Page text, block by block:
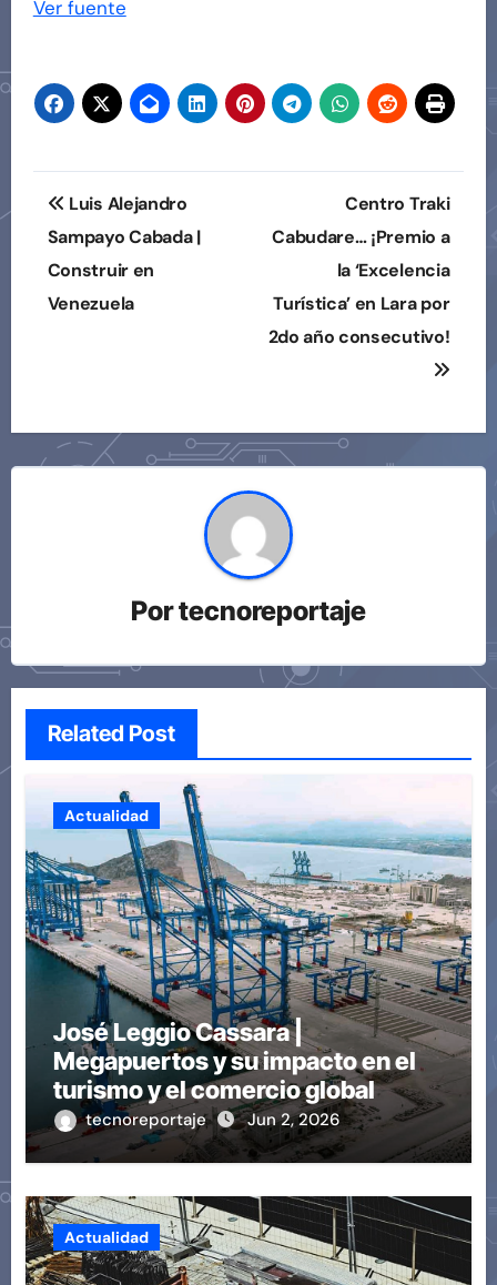
Ver fuente
Navegación
de
entradas
Luis Alejandro
Sampayo Cabada |
Construir en
Venezuela
Centro Traki
Cabudare… ¡Premio a
la ‘Excelencia
Turística’ en Lara por
2do año consecutivo!
Portecnoreportaje
Related Post
Actualidad
José Leggio Cassara |
Megapuertos y su impacto en el
turismo y el comercio global
tecnoreportaje Jun 2, 2026
Actualidad